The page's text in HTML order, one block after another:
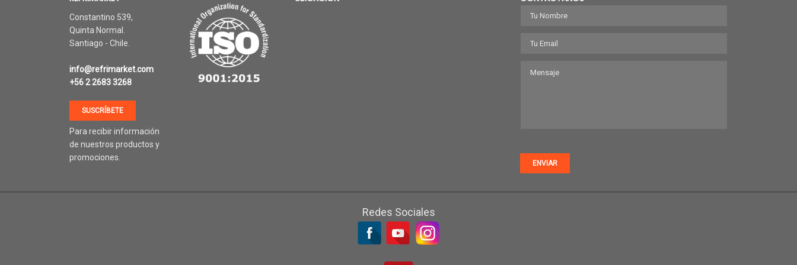
Constantino 539,
Quinta Normal.
Santiago - Chile.
info@refrimarket.com
+56 2 2683 3268
SUSCRÍBETE
Para recibir información
de nuestros productos y
promociones.
ENVIAR
Redes Sociales